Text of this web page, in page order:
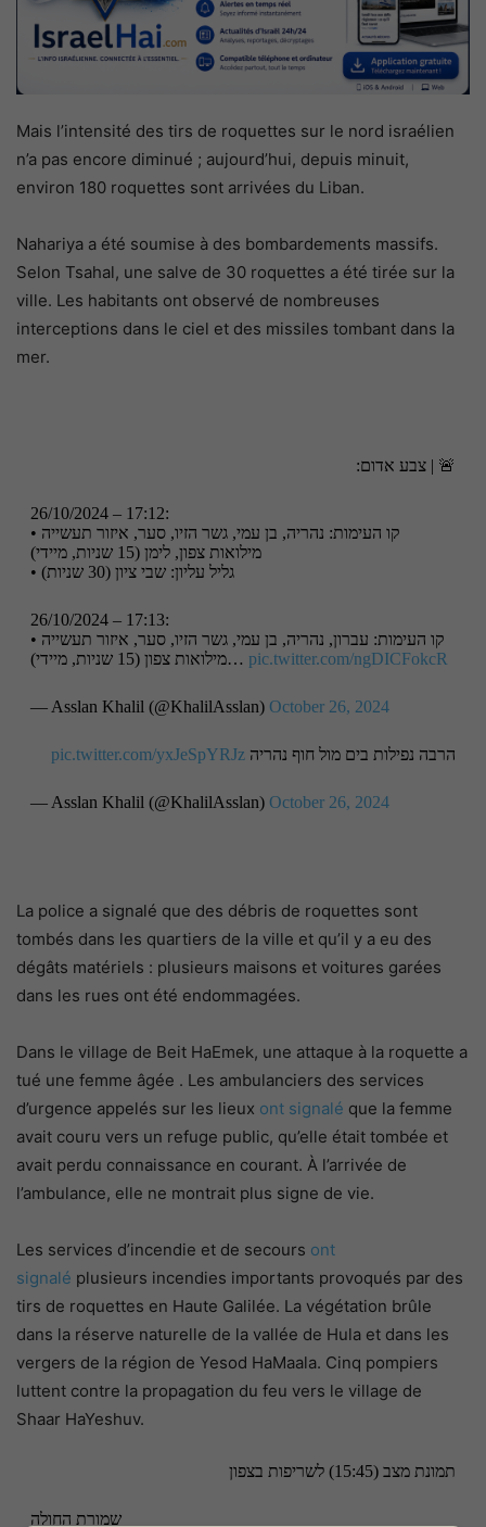
Mais l’intensité des tirs de roquettes sur le nord israélien
n’a pas encore diminué ; aujourd’hui, depuis minuit,
environ 180 roquettes sont arrivées du Liban.
Nahariya a été soumise à des bombardements massifs.
Selon Tsahal, une salve de 30 roquettes a été tirée sur la
ville. Les habitants ont observé de nombreuses
interceptions dans le ciel et des missiles tombant dans la
mer.
🚨 | צבע אדום:
26/10/2024 – 17:12:
• קו העימות: נהריה, בן עמי, גשר הזיו, סער, איזור תעשייה
מילואות צפון, לימן (15 שניות, מיידי)
• גליל עליון: שבי ציון (30 שניות)
26/10/2024 – 17:13:
• קו העימות: עברון, נהריה, בן עמי, גשר הזיו, סער, איזור תעשייה
מילואות צפון (15 שניות, מיידי)… pic.twitter.com/ngDICFokcR
— Asslan Khalil (@KhalilAsslan) October 26, 2024
הרבה נפילות בים מול חוף נהריה pic.twitter.com/yxJeSpYRJz
— Asslan Khalil (@KhalilAsslan) October 26, 2024
La police a signalé que des débris de roquettes sont
tombés dans les quartiers de la ville et qu’il y a eu des
dégâts matériels : plusieurs maisons et voitures garées
dans les rues ont été endommagées.
Dans le village de Beit HaEmek, une attaque à la roquette a
tué une femme âgée . Les ambulanciers des services
d’urgence appelés sur les lieux ont signalé que la femme
avait couru vers un refuge public, qu’elle était tombée et
avait perdu connaissance en courant. À l’arrivée de
l’ambulance, elle ne montrait plus signe de vie.
Les services d’incendie et de secours ont
signalé plusieurs incendies importants provoqués par des
tirs de roquettes en Haute Galilée. La végétation brûle
dans la réserve naturelle de la vallée de Hula et dans les
vergers de la région de Yesod HaMaala. Cinq pompiers
luttent contre la propagation du feu vers le village de
Shaar HaYeshuv.
תמונת מצב (15:45) לשריפות בצפון
שמורת החולה